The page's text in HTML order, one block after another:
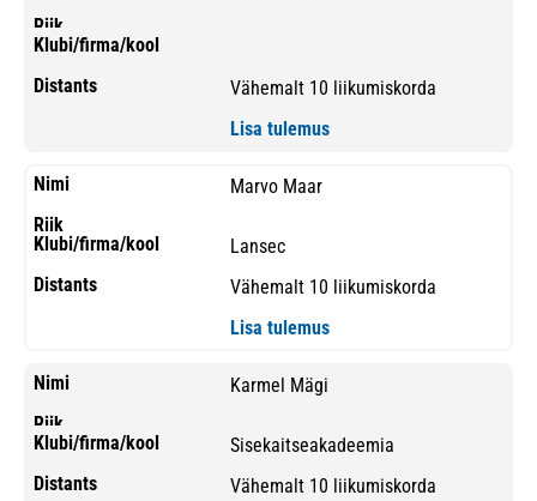
Vähemalt 10 liikumiskorda
Lisa tulemus
Marvo Maar
Lansec
Vähemalt 10 liikumiskorda
Lisa tulemus
Karmel Mägi
Sisekaitseakadeemia
Vähemalt 10 liikumiskorda